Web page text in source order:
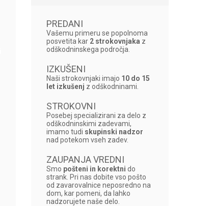
PREDANI
Vašemu primeru se popolnoma
posvetita kar 2 strokovnjaka z
odškodninskega področja.
IZKUŠENI
Naši strokovnjaki imajo 10 do 15
let izkušenj z odškodninami.
STROKOVNI
Posebej specializirani za delo z
odškodninskimi zadevami,
imamo tudi skupinski nadzor
nad potekom vseh zadev.
ZAUPANJA VREDNI
Smo pošteni in korektni do
strank. Pri nas dobite vso pošto
od zavarovalnice neposredno na
dom, kar pomeni, da lahko
nadzorujete naše delo.